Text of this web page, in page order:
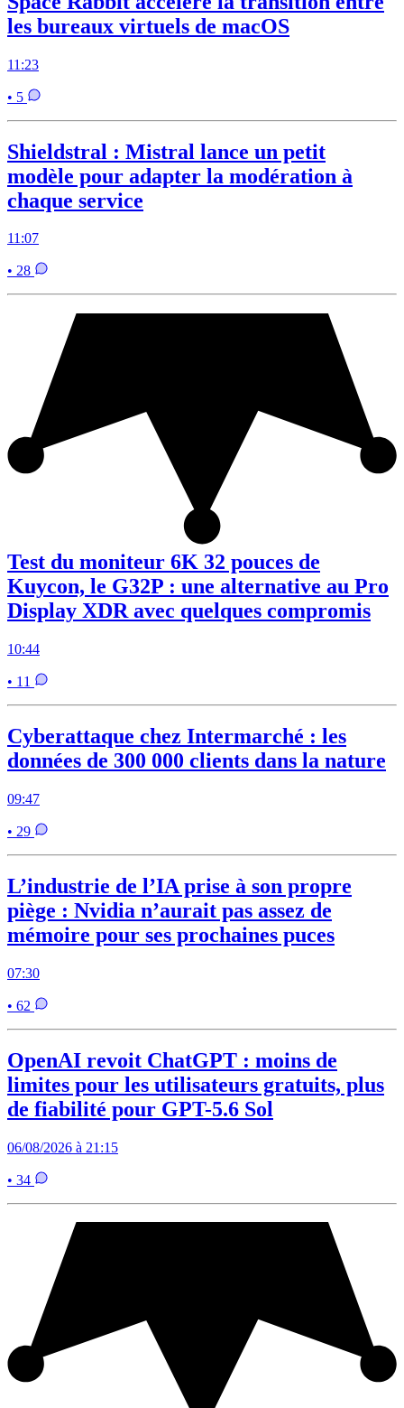
les bureaux virtuels de macOS
11:23
• 5
Shieldstral : Mistral lance un petit
modèle pour adapter la modération à
chaque service
11:07
• 28
Test du moniteur 6K 32 pouces de
Kuycon, le G32P : une alternative au Pro
Display XDR avec quelques compromis
10:44
• 11
Cyberattaque chez Intermarché : les
données de 300 000 clients dans la nature
09:47
• 29
L’industrie de l’IA prise à son propre
piège : Nvidia n’aurait pas assez de
mémoire pour ses prochaines puces
07:30
• 62
OpenAI revoit ChatGPT : moins de
limites pour les utilisateurs gratuits, plus
de fiabilité pour GPT-5.6 Sol
06/08/2026 à 21:15
• 34